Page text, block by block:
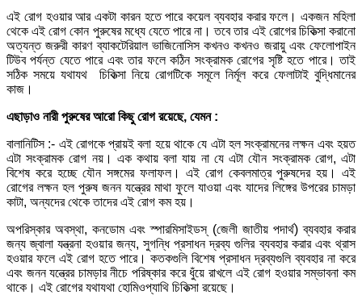
এই রোগ হওয়ার আর একটা কারন হতে পারে কয়েল ব্যবহার করার ফলে। একজন মহিলা
থেকে এই রোগ কোন পুরুষের মধ্যে যেতে পারে না। তবে তার এই রোগের চিকিত্সা করানো
অত্যন্ত জরুরী কারণ ব্যাকটেরিয়াল ভাজিনোসিস কখনও কখনও জরায়ু এবং ফেলোপাইন
টিউব পর্যন্ত যেতে পারে এবং তার ফলে কঠিন সংক্রামক রোগের সৃষ্টি হতে পারে। তাই
সঠিক সময়ে যথাযথ চিকিত্সা নিয়ে রোগটিকে সমূলে নির্মূল করে ফেলাটাই বুদ্ধিমানের
কাজ।
এছাড়াও নারী পুরুষের আরো কিছু রোগ রয়েছে, যেমন :
বালানিটিস :- এই রোগকে প্রায়ই বলা হয়ে থাকে যে এটা হল সংক্রামনের লক্ষন এবং হয়ত
এটা সংক্রামক রোগ নয়। এক কথায় বলা যায় না যে এটা যৌন সংক্রামক রোগ, এটা
বিশেষ করে হচ্ছে যৌন সঙ্গমের ফলাফল। এই রোগ কেবলমাত্র পুরুষদের হয়। এই
রোগের লক্ষন হল পুরুষ জনন যন্ত্রের মাথা ফুলে যাওয়া এবং যাদের লিঙ্গের উপরের চামড়া
কাটা, অন্যদের থেকে তাদের এই রোগ কম হয়।
অপরিস্কার অবস্থা, কনডোম এবং স্পারমিসাইডস্‌ (জেলী জাতীয় পদার্থ) ব্যবহার করার
জন্য জ্বালা যন্ত্রনা হওয়ার জন্য, সুগন্ধি প্রসাধন দ্রব্য গুলির ব্যবহার করার এবং থ্রাস
হওয়ার ফলে এই রোগ হতে পারে। কতকগুলি বিশেষ প্রসাধন দ্রব্যগুলি ব্যবহার না করে
এবং জনন যন্ত্রের চামড়ার নীচে পরিষ্কার করে ধুঁয়ে রাখলে এই রোগ হওয়ার সম্ভাবনা কম
থাকে। এই রোগের যথাযথা হোমিওপ্যাথি চিকিত্সা রয়েছে।